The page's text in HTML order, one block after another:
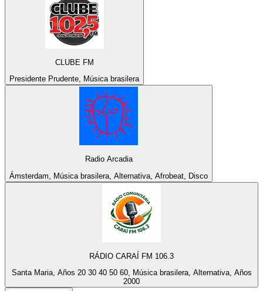
CLUBE FM
Presidente Prudente, Música brasilera
Radio Arcadia
Ámsterdam, Música brasilera, Alternativa, Afrobeat, Disco
RÁDIO CARAÍ FM 106.3
Santa Maria, Años 20 30 40 50 60, Música brasilera, Alternativa, Años
2000